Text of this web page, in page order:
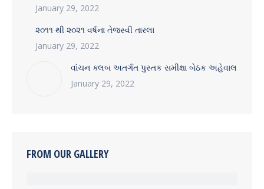
January 29, 2022
૨૦૧૧ થી ૨૦૨૧ વર્ષના તેજસ્વી તારલા
January 29, 2022
વાંચન ક્લબ અતર્ગત પુસ્તક સમીક્ષા બેઠક અહેવાલ
January 29, 2022
FROM OUR GALLERY